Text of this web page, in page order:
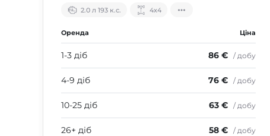
2.0 л 193 к.с. 4х4
Оренда Ціна
1-3 діб 86 € / добу
4-9 діб 76 € / добу
10-25 діб 63 € / добу
26+ діб 58 € / добу